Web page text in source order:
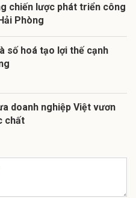
chiến lược phát triển công
Phòng
số hoá tạo lợi thế cạnh
doanh nghiệp Việt vươn
chất